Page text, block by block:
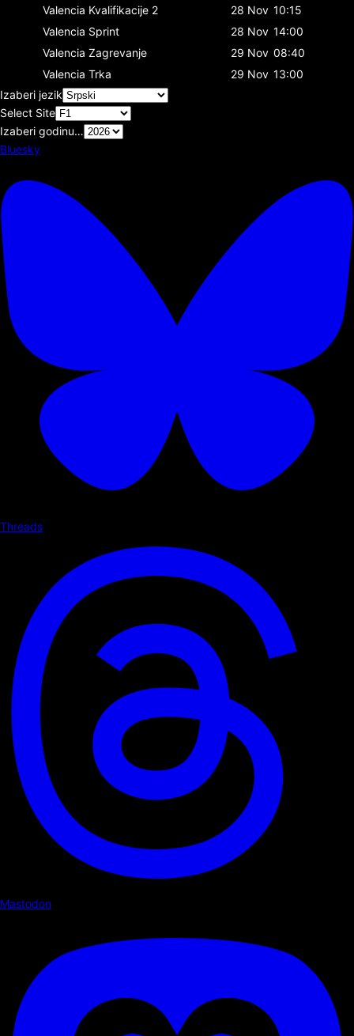
Valencia Kvalifikacije 2 28 Nov 10:15
Valencia Sprint 28 Nov 14:00
Valencia Zagrevanje 29 Nov 08:40
Valencia Trka 29 Nov 13:00
Izaberi jezik
Select Site
Izaberi godinu…
Bluesky
Threads
Mastodon